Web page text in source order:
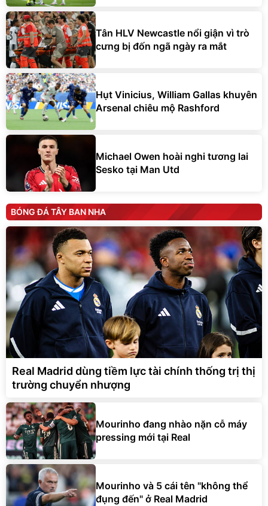
Tân HLV Newcastle nổi giận vì trò
cưng bị đốn ngã ngày ra mắt
Hụt Vinicius, William Gallas khuyên
Arsenal chiêu mộ Rashford
Michael Owen hoài nghi tương lai
Sesko tại Man Utd
BÓNG ĐÁ TÂY BAN NHA
Real Madrid dùng tiềm lực tài chính thống trị thị
trường chuyển nhượng
Mourinho đang nhào nặn cỗ máy
pressing mới tại Real
Mourinho và 5 cái tên "không thể
đụng đến" ở Real Madrid